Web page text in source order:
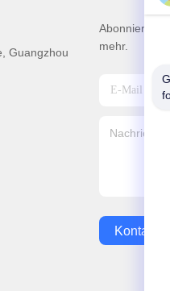
Guangzhou
Abonnieren
mehr.
Kontakt